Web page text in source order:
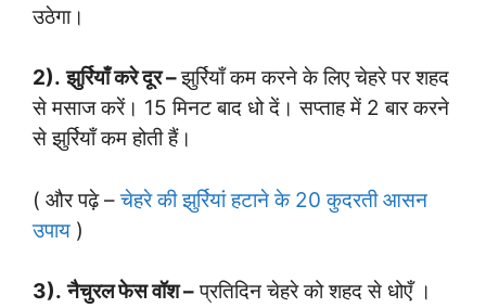
उठेगा।
2). झुर्रियाँ करे दूर –झुर्रियाँ कम करने के लिए चेहरे पर शहद
से मसाज करें। 15 मिनट बाद धो दें। सप्ताह में 2 बार करने
से झुर्रियाँ कम होती हैं।
( और पढ़े –चेहरे की झुर्रियां हटाने के 20 कुदरती आसन
उपाय )
3). नैचुरल फेस वॉश –प्रतिदिन चेहरे को शहद से धोएँ ।